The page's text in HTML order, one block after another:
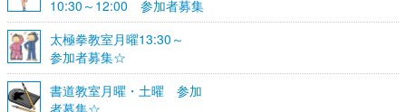
10:30～12:00 参加者募集
☆
太極拳教室月曜13:30～
参加者募集☆
書道教室月曜・土曜 参加
者募集☆